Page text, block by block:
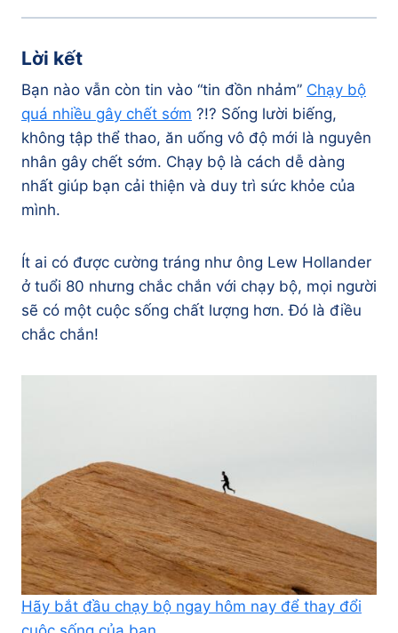
Lời kết
Bạn nào vẫn còn tin vào “tin đồn nhảm” Chạy bộ
quá nhiều gây chết sớm ?!? Sống lười biếng,
không tập thể thao, ăn uống vô độ mới là nguyên
nhân gây chết sớm. Chạy bộ là cách dễ dàng
nhất giúp bạn cải thiện và duy trì sức khỏe của
mình.
Ít ai có được cường tráng như ông Lew Hollander
ở tuổi 80 nhưng chắc chắn với chạy bộ, mọi người
sẽ có một cuộc sống chất lượng hơn. Đó là điều
chắc chắn!
Hãy bắt đầu chạy bộ ngay hôm nay để thay đổi